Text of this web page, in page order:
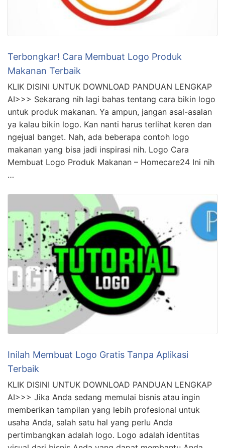
Terbongkar! Cara Membuat Logo Produk
Makanan Terbaik
KLIK DISINI UNTUK DOWNLOAD PANDUAN LENGKAP
AI>>> Sekarang nih lagi bahas tentang cara bikin logo
untuk produk makanan. Ya ampun, jangan asal-asalan
ya kalau bikin logo. Kan nanti harus terlihat keren dan
ngejual banget. Nah, ada beberapa contoh logo
makanan yang bisa jadi inspirasi nih. Logo Cara
Membuat Logo Produk Makanan – Homecare24 Ini nih
…
Inilah Membuat Logo Gratis Tanpa Aplikasi
Terbaik
KLIK DISINI UNTUK DOWNLOAD PANDUAN LENGKAP
AI>>> Jika Anda sedang memulai bisnis atau ingin
memberikan tampilan yang lebih profesional untuk
usaha Anda, salah satu hal yang perlu Anda
pertimbangkan adalah logo. Logo adalah identitas